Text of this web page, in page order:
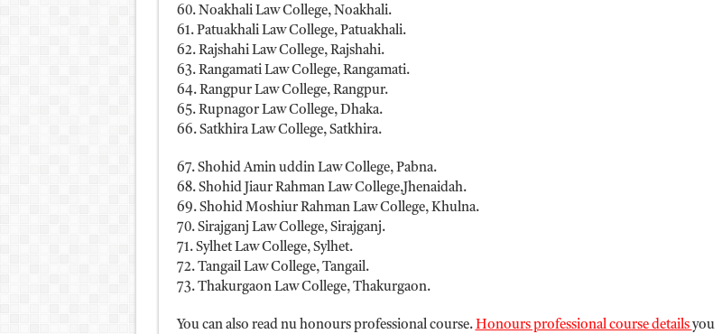
60. Noakhali Law College, Noakhali.
61. Patuakhali Law College, Patuakhali.
62. Rajshahi Law College, Rajshahi.
63. Rangamati Law College, Rangamati.
64. Rangpur Law College, Rangpur.
65. Rupnagor Law College, Dhaka.
66. Satkhira Law College, Satkhira.
67. Shohid Amin uddin Law College, Pabna.
68. Shohid Jiaur Rahman Law College,Jhenaidah.
69. Shohid Moshiur Rahman Law College, Khulna.
70. Sirajganj Law College, Sirajganj.
71. Sylhet Law College, Sylhet.
72. Tangail Law College, Tangail.
73. Thakurgaon Law College, Thakurgaon.
You can also read nu honours professional course. Honours professional course details you